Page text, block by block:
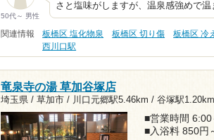
50代～ 男性
さと塩味がしますが、温泉感強めで
関連情報 板橋区 塩化物泉 板橋区 切り傷 板橋区 冷
西川口駅
竜泉寺の湯 草加谷塚店
埼玉県 / 草加市 / 川口元郷駅5.46km / 谷塚駅1.20km
■営業時間
■入浴料 850円